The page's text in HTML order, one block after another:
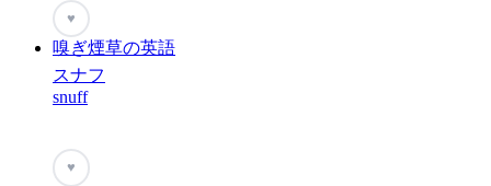
♥
嗅ぎ煙草の英語
スナフ
snuff
♥